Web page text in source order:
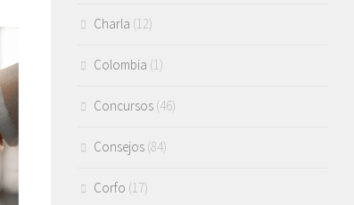
Charla (12)
Colombia (1)
Concursos (46)
Consejos (84)
Corfo (17)